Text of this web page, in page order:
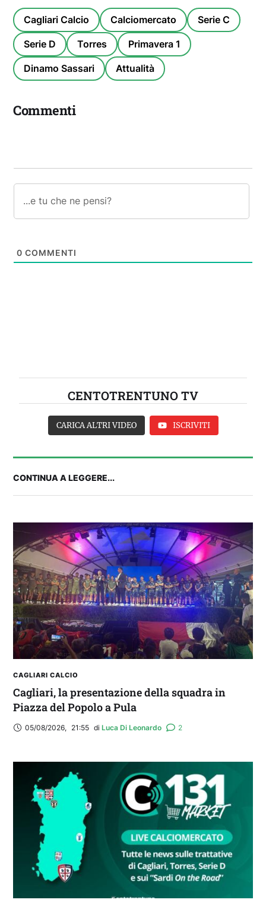
Cagliari Calcio Calciomercato Serie C
Serie D Torres Primavera 1
Dinamo Sassari Attualità
Commenti
0 COMMENTI
CENTOTRENTUNO TV
IL CAGLIARI SI PRESENTA A PULA: SEGUI LA
DIRETTA
CARICA ALTRI VIDEO ISCRIVITI
CONTINUA A LEGGERE...
CAGLIARI CALCIO
Cagliari, la presentazione della squadra in
Piazza del Popolo a Pula
05/08/2026, 21:55 di Luca Di Leonardo 2